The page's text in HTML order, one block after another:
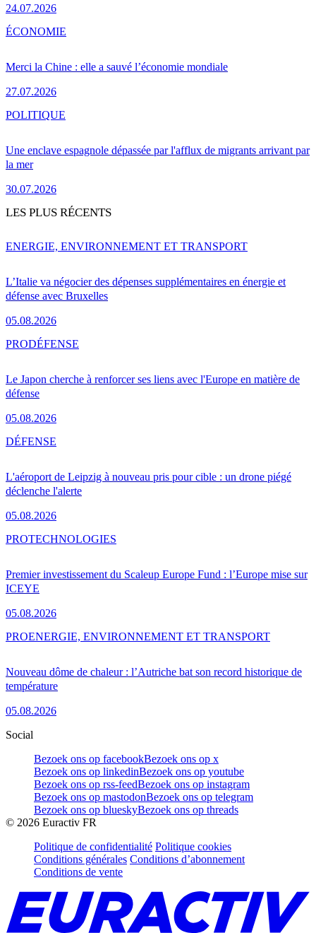
24.07.2026
Merci la Chine : elle a sauvé l’économie mondiale
27.07.2026
ÉCONOMIE
Une enclave espagnole dépassée par l'afflux de migrants arrivant par
la mer
30.07.2026
POLITIQUE
LES PLUS RÉCENTS
L’Italie va négocier des dépenses supplémentaires en énergie et
défense avec Bruxelles
05.08.2026
ENERGIE, ENVIRONNEMENT ET TRANSPORT
Le Japon cherche à renforcer ses liens avec l'Europe en matière de
défense
05.08.2026
PRODÉFENSE
L'aéroport de Leipzig à nouveau pris pour cible : un drone piégé
déclenche l'alerte
05.08.2026
DÉFENSE
Premier investissement du Scaleup Europe Fund : l’Europe mise sur
ICEYE
05.08.2026
PROTECHNOLOGIES
Nouveau dôme de chaleur : l’Autriche bat son record historique de
température
05.08.2026
PROENERGIE, ENVIRONNEMENT ET TRANSPORT
Social
Bezoek ons op facebookBezoek ons op x
Bezoek ons op linkedinBezoek ons op youtube
Bezoek ons op rss-feedBezoek ons op instagram
Bezoek ons op mastodonBezoek ons op telegram
Bezoek ons op blueskyBezoek ons op threads
© 2026 Euractiv FR
Politique de confidentialité Politique cookies
Conditions générales Conditions d’abonnement
Conditions de vente